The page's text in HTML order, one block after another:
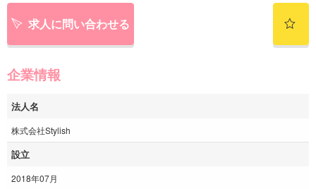
求人に問い合わせる
企業情報
法人名
株式会社Stylish
設立
2018年07月